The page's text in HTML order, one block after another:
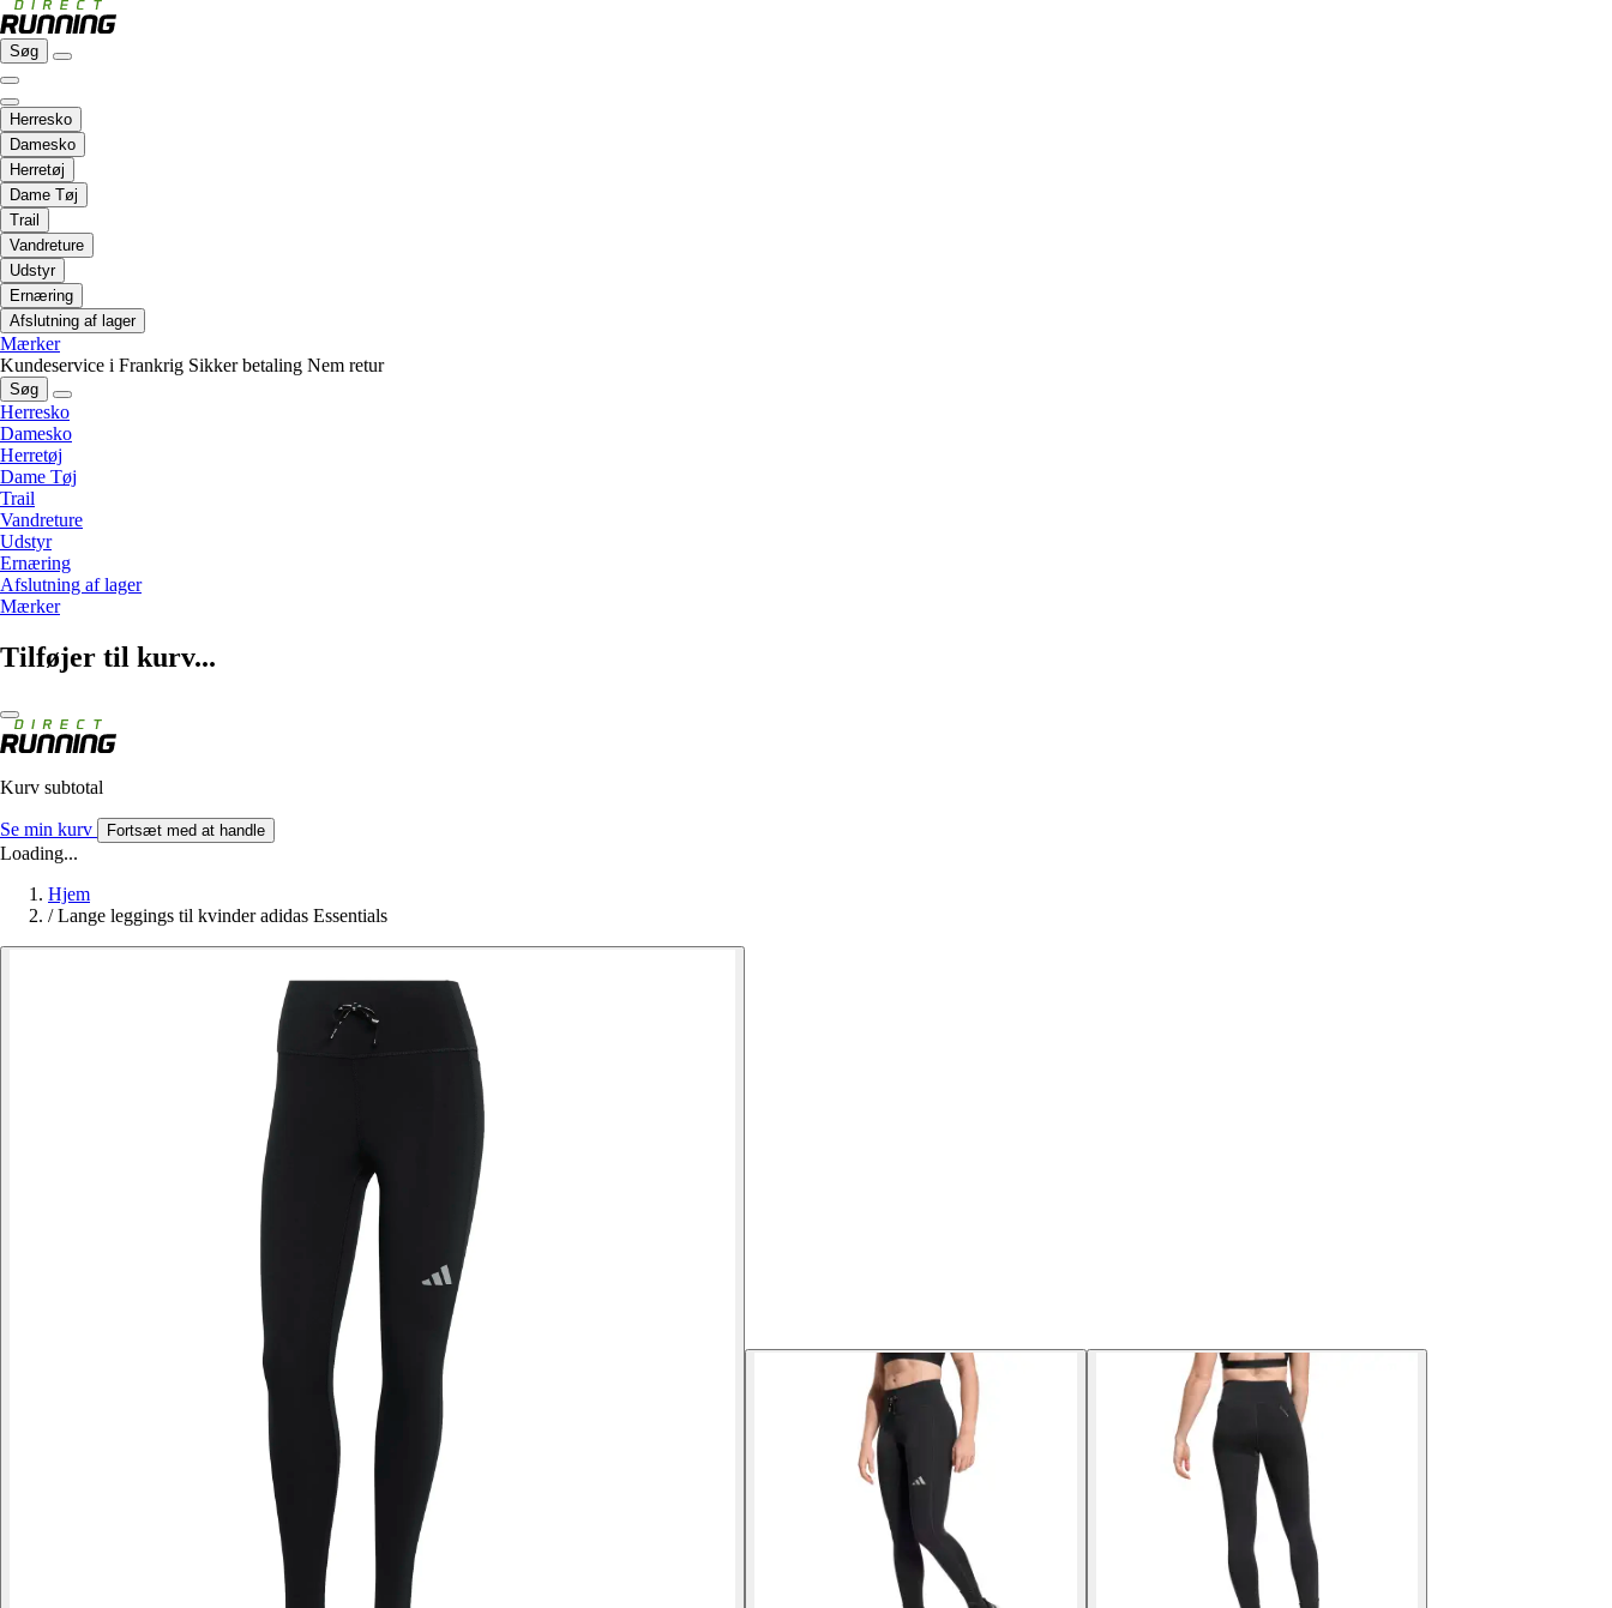
Søg
Herresko
Damesko
Herretøj
Dame Tøj
Trail
Vandreture
Udstyr
Ernæring
Afslutning af lager
Mærker
Kundeservice i Frankrig Sikker betaling Nem retur
Søg
Herresko
Damesko
Herretøj
Dame Tøj
Trail
Vandreture
Udstyr
Ernæring
Afslutning af lager
Mærker
Tilføjer til kurv...
Kurv subtotal
Se min kurv Fortsæt med at handle
Loading...
Hjem
/ Lange leggings til kvinder adidas Essentials